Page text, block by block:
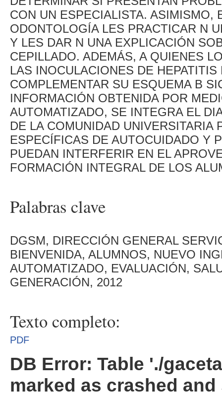
CON UN ESPECIALISTA. ASIMISMO,
ODONTOLOGÍA LES PRACTICAR N
Y LES DAR N UNA EXPLICACIÓN
CEPILLADO. ADEMÁS, A QUIENES
LAS INOCULACIONES DE
COMPLEMENTAR SU ESQUEMA B
INFORMACIÓN OBTENIDA POR
AUTOMATIZADO, SE INTEGRA EL
DE LA COMUNIDAD UNIVERSITARIA
ESPECÍFICAS DE AUTOCUIDADO Y
PUEDAN INTERFERIR EN EL
FORMACIÓN INTEGRAL DE LOS
Palabras clave
DGSM, DIRECCIÓN GENERAL
BIENVENIDA, ALUMNOS, NUEVO
AUTOMATIZADO, EVALUACIÓN,
GENERACIÓN, 2012
Texto completo:
PDF
DB Error: Table './
marked as crashed